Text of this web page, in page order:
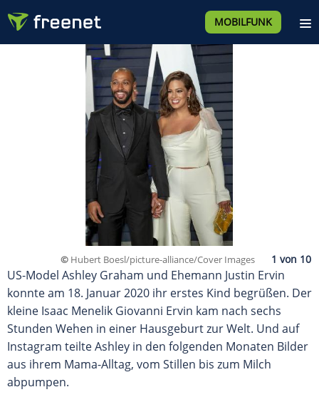
MOBILFUNK
© Hubert Boesl/picture-alliance/Cover Images
US-Model Ashley Graham und Ehemann Justin Ervin
konnte am 18. Januar 2020 ihr erstes Kind begrüßen. Der
kleine Isaac Menelik Giovanni Ervin kam nach sechs
Stunden Wehen in einer Hausgeburt zur Welt. Und auf
Instagram teilte Ashley in den folgenden Monaten Bilder
aus ihrem Mama-Alltag, vom Stillen bis zum Milch
abpumpen.